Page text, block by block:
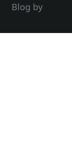
Blog by